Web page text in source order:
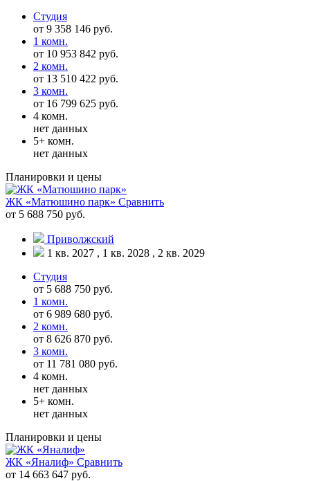
Студия
от 9 358 146 руб.
1 комн.
от 10 953 842 руб.
2 комн.
от 13 510 422 руб.
3 комн.
от 16 799 625 руб.
4 комн.
нет данных
5+ комн.
нет данных
Планировки и цены
ЖК «Матюшино парк» Сравнить
от 5 688 750 руб.
Приволжский
1 кв. 2027 , 1 кв. 2028 , 2 кв. 2029
Студия
от 5 688 750 руб.
1 комн.
от 6 989 680 руб.
2 комн.
от 8 626 870 руб.
3 комн.
от 11 781 080 руб.
4 комн.
нет данных
5+ комн.
нет данных
Планировки и цены
ЖК «Яналиф» Сравнить
от 14 663 647 руб.